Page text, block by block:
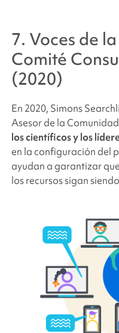
7. Voces de
Comité
(2020)
En 2020, Simons
Asesor de la
los científicos y los
en la configuración del
ayudan a garantizar
los recursos sigan